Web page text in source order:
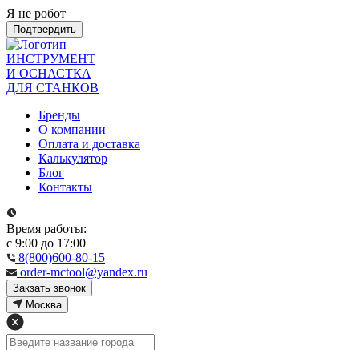
Я не робот
Подтвердить
ИНСТРУМЕНТ
И ОСНАСТКА
ДЛЯ СТАНКОВ
Бренды
О компании
Оплата и доставка
Калькулятор
Блог
Контакты
Время работы:
с 9:00 до 17:00
8(800)600-80-15
order-mctool@yandex.ru
Закзать звонок
Москва